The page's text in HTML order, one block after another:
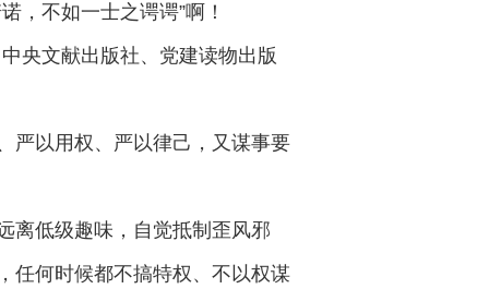
，不如一士之谔谔”啊！
央文献出版社、党建读物出版
严以用权、严以律己，又谋事要
离低级趣味，自觉抵制歪风邪
任何时候都不搞特权、不以权谋